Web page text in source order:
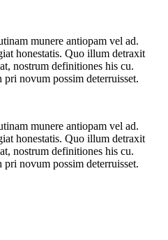
munere antiopam vel ad.
honestatis. Quo illum detraxit
nostrum definitiones his cu.
novum possim deterruisset.
munere antiopam vel ad.
honestatis. Quo illum detraxit
nostrum definitiones his cu.
novum possim deterruisset.